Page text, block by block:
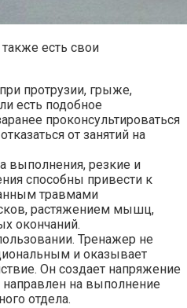
есть свои
протрузии, грыже,
есть подобное
проконсультироваться
от занятий на
выполнения, резкие и
способны привести к
травмами
растяжением мышц,
окончаний.
Тренажер не
и оказывает
Он создает напряжение
на выполнение
отдела.